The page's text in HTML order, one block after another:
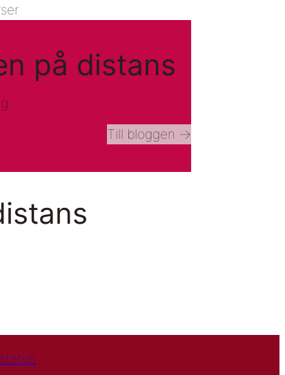
på distans
Till bloggen ->